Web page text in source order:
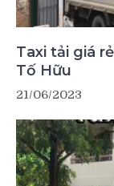
Taxi tải giá
Tố Hữu
21/06/2023